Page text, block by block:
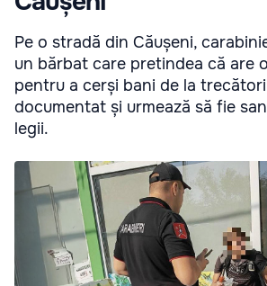
Pe o stradă din Căușeni,
un bărbat care pretindea că are
pentru a cerși bani de la
documentat și urmează să fie
legii.